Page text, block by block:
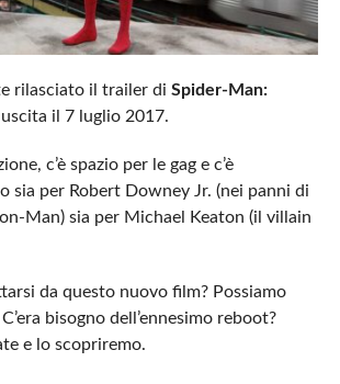
rilasciato il trailer di Spider-Man:
il 7 luglio 2017.
c’è spazio per le gag e c’è
sia per Robert Downey Jr. (nei panni di
Man) sia per Michael Keaton (il villain
da questo nuovo film? Possiamo
bisogno dell’ennesimo reboot?
e lo scopriremo.